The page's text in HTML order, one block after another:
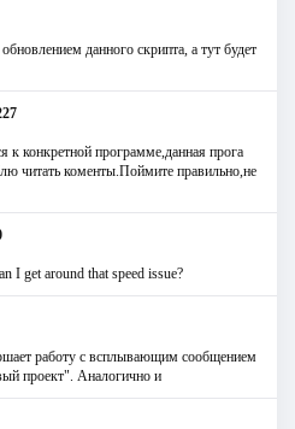
данного скрипта, а тут будет
конкретной программе,данная прога
читать коменты.Поймите правильно,не
I get around that speed issue?
работу с всплывающим сообщением
проект". Аналогично и